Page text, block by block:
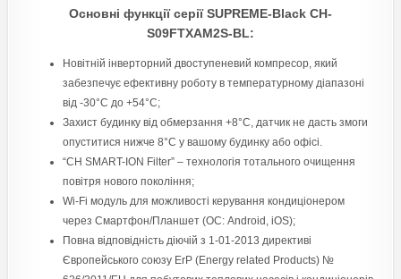
Основні функції серії SUPREME-Black CH-
S09FTXAM2S-BL:
Новітній інверторний двоступеневий компресор, який
забезпечує ефективну роботу в температурному діапазоні
від -30°С до +54°C;
Захист будинку від обмерзання +8°C, датчик не дасть змоги
опуститися нижче 8°C у вашому будинку або офісі.
“CH SMART-ION Filter” – технологія тотального очищення
повітря нового покоління;
Wi-Fi модуль для можливості керування кондиціонером
через Смартфон/Планшет (ОС: Android, iOS);
Повна відповідність діючій з 1-01-2013 директиві
Європейського союзу ErP (Energy related Products) №